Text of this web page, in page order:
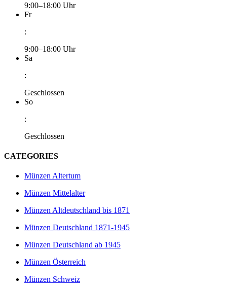
9:00–18:00 Uhr
Fr
:
9:00–18:00 Uhr
Sa
:
Geschlossen
So
:
Geschlossen
CATEGORIES
Münzen Altertum
Münzen Mittelalter
Münzen Altdeutschland bis 1871
Münzen Deutschland 1871-1945
Münzen Deutschland ab 1945
Münzen Österreich
Münzen Schweiz